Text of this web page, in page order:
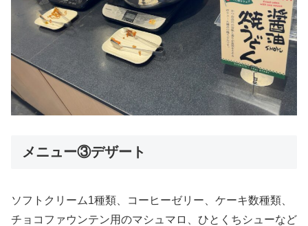
メニュー③デザート
ソフトクリーム1種類、コーヒーゼリー、ケーキ数種類、
チョコファウンテン用のマシュマロ、ひとくちシューなど